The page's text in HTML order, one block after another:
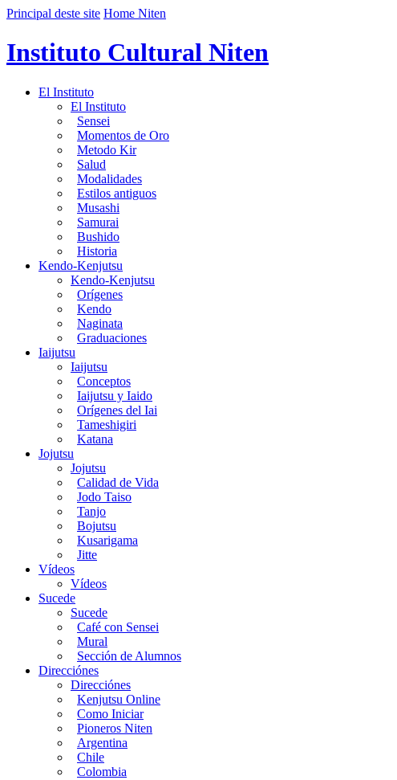
Principal deste site Home Niten
Instituto Cultural Niten
El Instituto
El Instituto
Sensei
Momentos de Oro
Metodo Kir
Salud
Modalidades
Estilos antiguos
Musashi
Samurai
Bushido
Historia
Kendo-Kenjutsu
Kendo-Kenjutsu
Orígenes
Kendo
Naginata
Graduaciones
Iaijutsu
Iaijutsu
Conceptos
Iaijutsu y Iaido
Orígenes del Iai
Tameshigiri
Katana
Jojutsu
Jojutsu
Calidad de Vida
Jodo Taiso
Tanjo
Bojutsu
Kusarigama
Jitte
Vídeos
Vídeos
Sucede
Sucede
Café con Sensei
Mural
Sección de Alumnos
Direcciónes
Direcciónes
Kenjutsu Online
Como Iniciar
Pioneros Niten
Argentina
Chile
Colombia